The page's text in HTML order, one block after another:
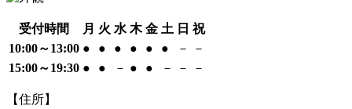
受付時間 月 火 水 木 金 土 日 祝
10:00～13:00 ● ● ● ● ● ● －
－
15:00～19:30 ● ● － ● ● － － －
【住所】